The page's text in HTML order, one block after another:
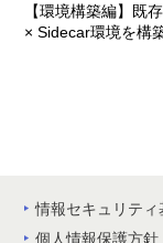
【環境構築編】既
× Sidecar環境を構
情報セキュリティ
個人情報保護方針